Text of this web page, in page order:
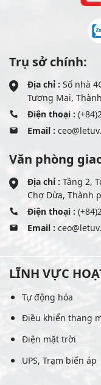
Trụ sở chính:
Địa chỉ : Số nhà
Tương Mai,
Điện thoại :
Email :
Văn phòng
Địa chỉ : Tầng 2,
Chợ Dừa, Thành
Điện thoại :
Email :
LĨNH VỰC
Tự động hóa
Điều khiển thang
Điện mặt trời
UPS, Trạm biến áp